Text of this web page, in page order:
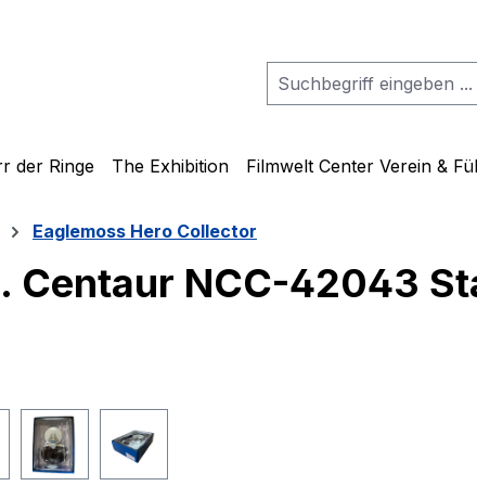
der Ringe The Exhibition Filmwelt Center Verein &
Eaglemoss Hero Collector
Centaur NCC-42043